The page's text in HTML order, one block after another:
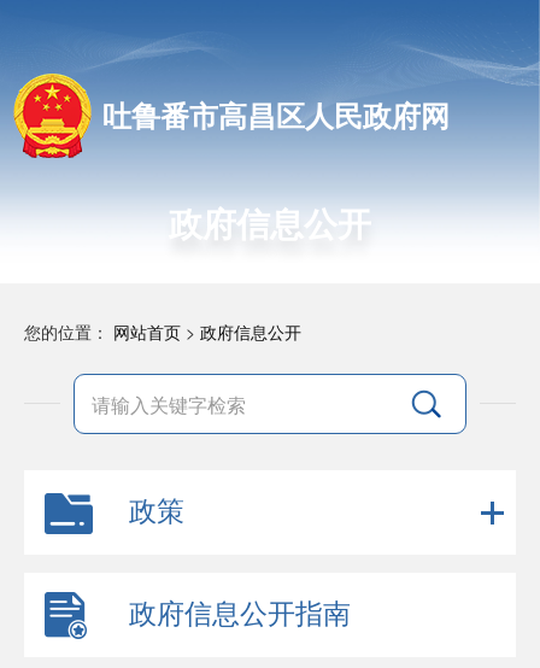
吐鲁番市高昌区人民政府网
政府信息公开
您的位置： 网站首页 > 政府信息公开
政策
政府信息公开指南